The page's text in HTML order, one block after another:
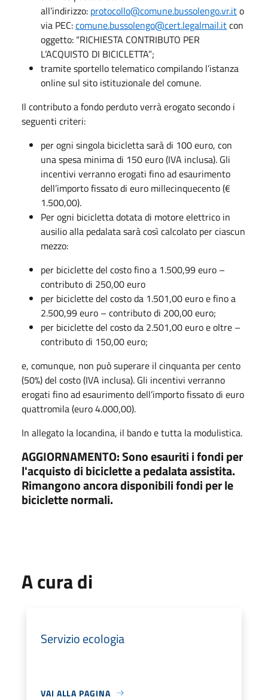
all’indirizzo: protocollo@comune.bussolengo.vr.ito
via PEC:comune.bussolengo@cert.legalmail.itcon
oggetto: “RICHIESTA CONTRIBUTO PER
L’ACQUISTO DI BICICLETTA”;
tramite sportello telematico compilando l’istanza
online sul sito istituzionale del comune.
Il contributo a fondo perduto verrà erogato secondo i
seguenti criteri:
per ogni singola bicicletta sarà di 100 euro, con
una spesa minima di 150 euro (IVA inclusa). Gli
incentivi verranno erogati fino ad esaurimento
dell’importo fissato di euro millecinquecento (€
1.500,00).
Per ogni bicicletta dotata di motore elettrico in
ausilio alla pedalata sarà così calcolato per ciascun
mezzo:
per biciclette del costo fino a 1.500,99 euro –
contributo di 250,00 euro
per biciclette del costo da 1.501,00 euro e fino a
2.500,99 euro – contributo di 200,00 euro;
per biciclette del costo da 2.501,00 euro e oltre –
contributo di 150,00 euro;
e, comunque, non può superare il cinquanta per cento
(50%) del costo (IVA inclusa). Gli incentivi verranno
erogati fino ad esaurimento dell’importo fissato di euro
quattromila (euro 4.000,00).
In allegato la locandina, il bando e tutta la modulistica.
AGGIORNAMENTO: Sono esauriti i fondi per
l'acquisto di biciclette a pedalata assistita.
Rimangono ancora disponibili fondi per le
biciclette normali.
A cura di
Servizio ecologia
VAI ALLA PAGINA